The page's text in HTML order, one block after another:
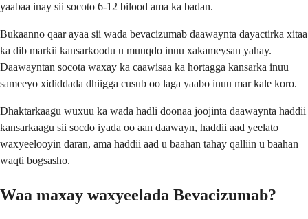
yaabaa inay sii socoto 6-12 bilood ama ka badan.
Bukaanno qaar ayaa sii wada bevacizumab daawaynta dayactirka xitaa
ka dib markii kansarkoodu u muuqdo inuu xakameysan yahay.
Daawayntan socota waxay ka caawisaa ka hortagga kansarka inuu
sameeyo xididdada dhiigga cusub oo laga yaabo inuu mar kale koro.
Dhaktarkaagu wuxuu ka wada hadli doonaa joojinta daawaynta haddii
kansarkaagu sii socdo iyada oo aan daawayn, haddii aad yeelato
waxyeelooyin daran, ama haddii aad u baahan tahay qalliin u baahan
waqti bogsasho.
Waa maxay waxyeelada Bevacizumab?